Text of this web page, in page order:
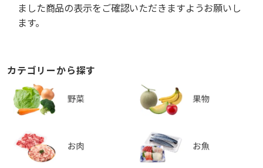
ました商品の表示をご確認いただきますようお願いし
ます。
カテゴリーから探す